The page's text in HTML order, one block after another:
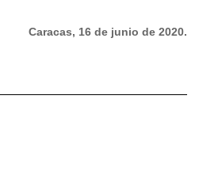
Caracas, 16 de junio de 2020.